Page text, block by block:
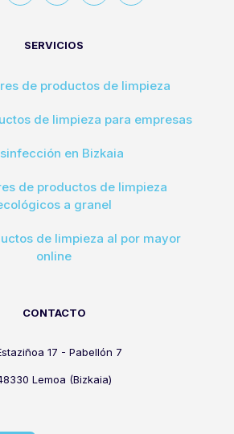
SERVICIOS
de productos de limpieza
de limpieza para empresas
en Bizkaia
de productos de limpieza
a granel
de limpieza al por mayor
online
CONTACTO
17 - Pabellón 7
Lemoa (Bizkaia)